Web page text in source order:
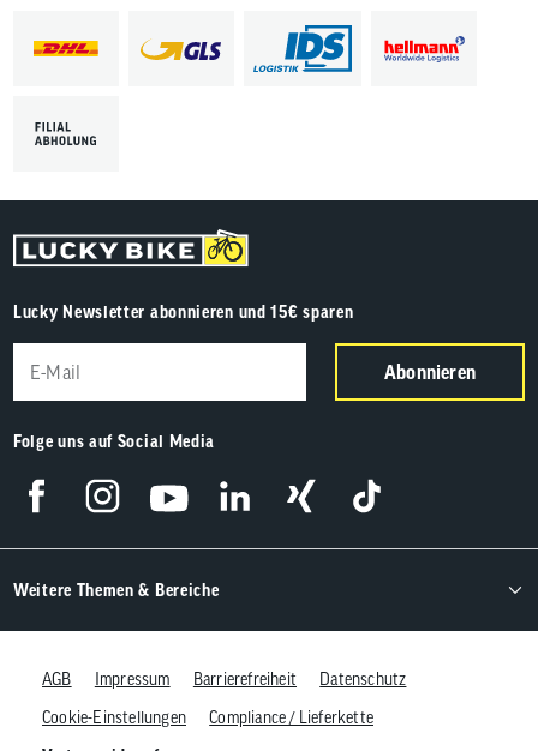
Lucky Newsletter abonnieren und 15€ sparen
Abonnieren
Folge uns auf Social Media
Weitere Themen & Bereiche
AGB Impressum Barrierefreiheit
Datenschutz
Cookie-Einstellungen
Compliance / Lieferkette